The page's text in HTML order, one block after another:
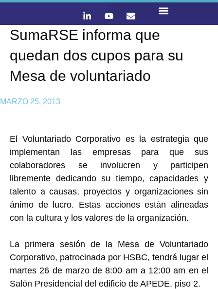
SumaRSE informa que
quedan dos cupos para su
Mesa de voluntariado
MARZO 25, 2013
El Voluntariado Corporativo es la estrategia que
implementan las empresas para que sus
colaboradores se involucren y participen
libremente dedicando su tiempo, capacidades y
talento a causas, proyectos y organizaciones sin
ánimo de lucro. Estas acciones están alineadas
con la cultura y los valores de la organización.
La primera sesión de la Mesa de Voluntariado
Corporativo, patrocinada por HSBC, tendrá lugar el
martes 26 de marzo de 8:00 am a 12:00 am en el
Salón Presidencial del edificio de APEDE, piso 2.